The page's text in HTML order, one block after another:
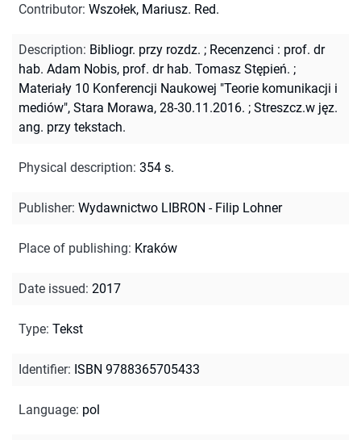
Contributor: Wszołek, Mariusz. Red.
Description: Bibliogr. przy rozdz. ; Recenzenci : prof. dr
hab. Adam Nobis, prof. dr hab. Tomasz Stępień. ;
Materiały 10 Konferencji Naukowej "Teorie komunikacji i
mediów", Stara Morawa, 28-30.11.2016. ; Streszcz.w jęz.
ang. przy tekstach.
Physical description: 354 s.
Publisher: Wydawnictwo LIBRON - Filip Lohner
Place of publishing: Kraków
Date issued: 2017
Type: Tekst
Identifier: ISBN 9788365705433
Language: pol